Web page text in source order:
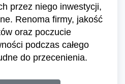
przez niego inwestycji,
Renoma firmy, jakość
oraz poczucie
podczas całego
do przecenienia.